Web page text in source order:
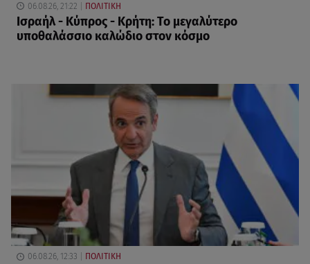
06.08.26, 21:22 ΠΟΛΙΤΙΚΗ
Ισραήλ - Κύπρος - Κρήτη: Το μεγαλύτερο
υποθαλάσσιο καλώδιο στον κόσμο
06.08.26, 12:33 ΠΟΛΙΤΙΚΗ